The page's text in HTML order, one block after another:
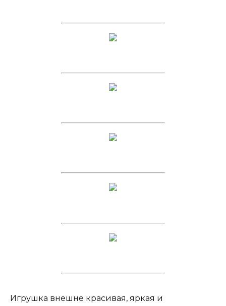
Игрушка внешне красивая, яркая и